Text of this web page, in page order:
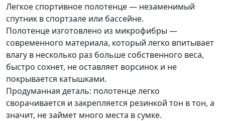
Легкое спортивное полотенце — незаменимый
спутник в спортзале или бассейне.
Полотенце изготовлено из микрофибры —
современного материала, который легко впитывает
влагу в несколько раз больше собственного веса,
быстро сохнет, не оставляет ворсинок и не
покрывается катышками.
Продуманная деталь: полотенце легко
сворачивается и закрепляется резинкой тон в тон, а
значит, не займет много места в сумке.